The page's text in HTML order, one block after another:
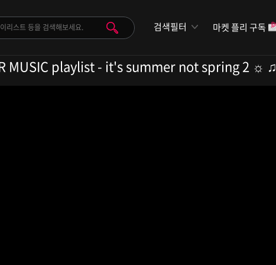
마켓 플리 구독
검색필터
MUSIC playlist - it's summer not spring 2 ☼ ♫